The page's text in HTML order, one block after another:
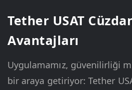
Tether USAT
Avantajları
Uygulamamız, güvenilirliği
bir araya getiriyor: Tether